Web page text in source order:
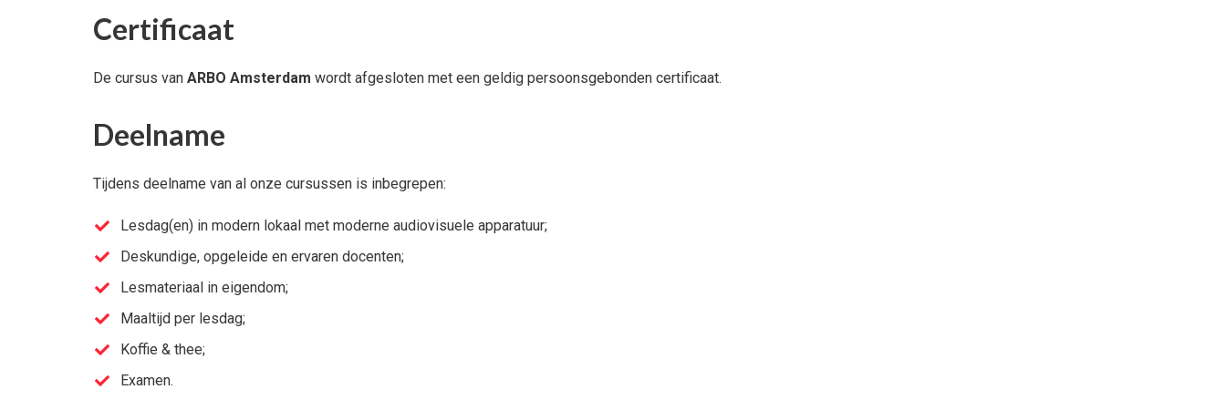
Certificaat
De cursus van ARBO Amsterdam wordt afgesloten met een geldig persoonsgebonden certificaat.
Deelname
Tijdens deelname van al onze cursussen is inbegrepen:
Lesdag(en) in modern lokaal met moderne audiovisuele apparatuur;
Deskundige, opgeleide en ervaren docenten;
Lesmateriaal in eigendom;
Maaltijd per lesdag;
Koffie & thee;
Examen.